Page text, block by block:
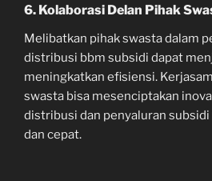
6. Kolaborasi Delan Pihak
Melibatkan pihak swasta dalam
distribusi bbm subsidi dapat
meningkatkan efisiensi.
swasta bisa mesenciptakan
distribusi dan penyaluran
dan cepat.